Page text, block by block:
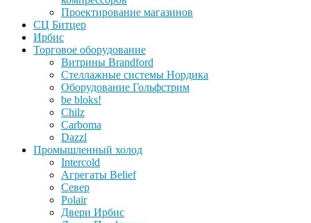
Проектирование магазинов
СЦ Битцер
Ирбис
Торговое оборудование
Витрины Brandford
Стеллажные системы Нордика
Оборудование Гольфстрим
be bloks!
Chilz
Carboma
Dazzl
Промышленный холод
Intercold
Агрегаты Belief
Север
Polair
Двери Ирбис